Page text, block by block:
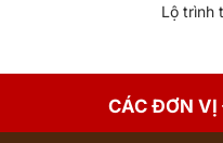
Lộ trình
CÁC ĐƠN VỊ